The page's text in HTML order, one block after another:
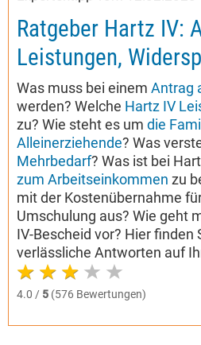
Ratgeber Hartz IV:
Leistungen,
Was muss bei einem Antrag
werden? Welche Hartz IV
zu? Wie steht es um die
Alleinerziehende? Was
Mehrbedarf? Was ist bei
zum Arbeitseinkommen zu
mit der Kostenübernahme
Umschulung aus? Wie geht
IV-Bescheid vor? Hier finden
verlässliche Antworten auf
4.0 / 5 (576 Bewertungen)